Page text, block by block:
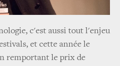
c'est aussi tout l'enjeu
et cette année le
remportant le prix de